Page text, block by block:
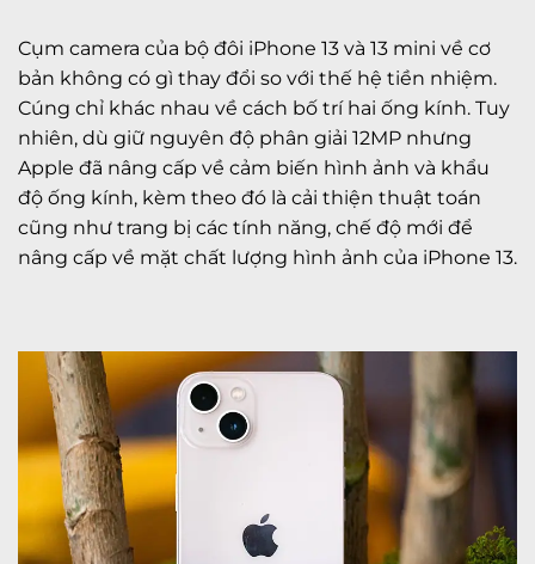
Cụm camera của bộ đôi iPhone 13 và 13 mini về cơ
bản không có gì thay đổi so với thế hệ tiền nhiệm.
Cúng chỉ khác nhau về cách bố trí hai ống kính. Tuy
nhiên, dù giữ nguyên độ phân giải 12MP nhưng
Apple đã nâng cấp về cảm biến hình ảnh và khẩu
độ ống kính, kèm theo đó là cải thiện thuật toán
cũng như trang bị các tính năng, chế độ mới để
nâng cấp về mặt chất lượng hình ảnh của iPhone 13.